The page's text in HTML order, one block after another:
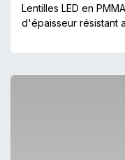
Lentilles LED en
d'épaisseur résistant